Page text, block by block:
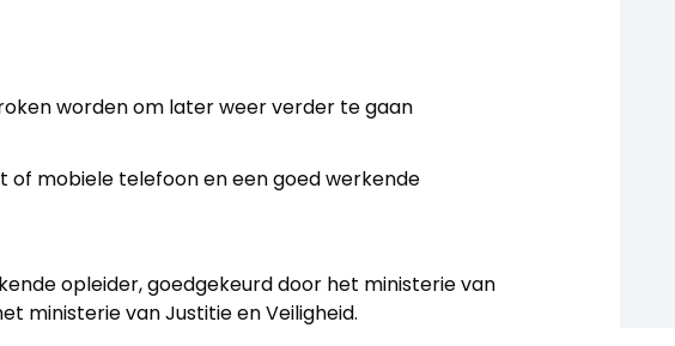
worden om later weer verder te gaan
of mobiele telefoon en een goed werkende
opleider, goedgekeurd door het ministerie van
ministerie van Justitie en Veiligheid.